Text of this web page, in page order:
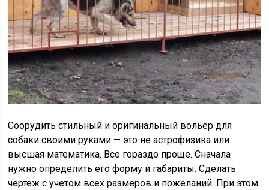
Соорудить стильный и оригинальный вольер для
собаки своими руками — это не астрофизика или
высшая математика. Все гораздо проще. Сначала
нужно определить его форму и габариты. Сделать
чертеж с учетом всех размеров и пожеланий. При этом